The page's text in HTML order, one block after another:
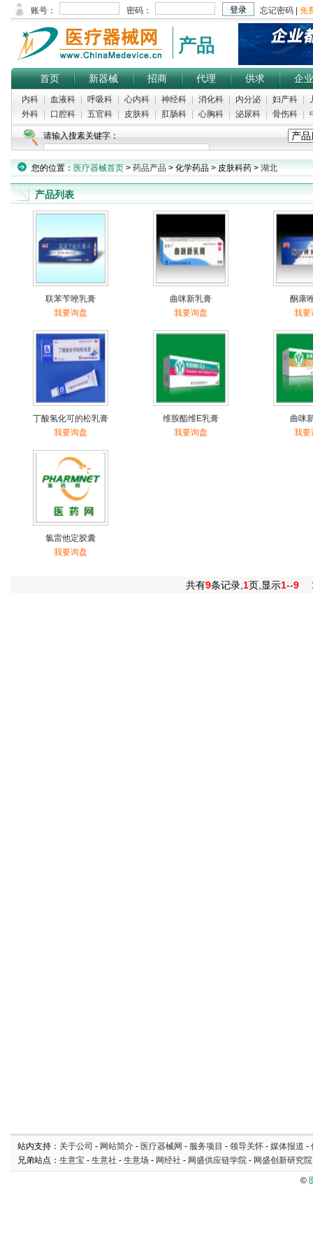
产品
首页 新器械 招商 代理 供求 企业
内科 血液科 呼吸科 心内科 神经科 消化科 内分泌 妇产科
外科
口腔科 五官科 皮肤科 肛肠科 心胸科 泌尿科 骨伤科
请输入搜素关键字：
热门搜索： 麻醉穿刺包|婴儿吸痰器|口腔镜|眼科手术台|工作椅
您的位置： 医疗器械首页 > 药品产品 > 化学药品 > 皮肤科药 > 湖北
产品列表
联苯苄唑乳膏
我要询盘
曲咪新乳膏
我要询盘
酮康
我要
丁酸氢化可的松乳膏
我要询盘
维胺酯维E乳膏
我要询盘
曲咪
我要
氯雷他定胶囊
我要询盘
共有9条记录, 1页,显示1--9
站内支持： 关于公司 - 网站简介 - 医疗器械网 - 服务项目 - 领导关怀 - 媒体报道 -
兄弟站点： 生意宝 - 生意社 - 生意场 - 网经社 - 网盛供应链学院 - 网盛创新研究院
©